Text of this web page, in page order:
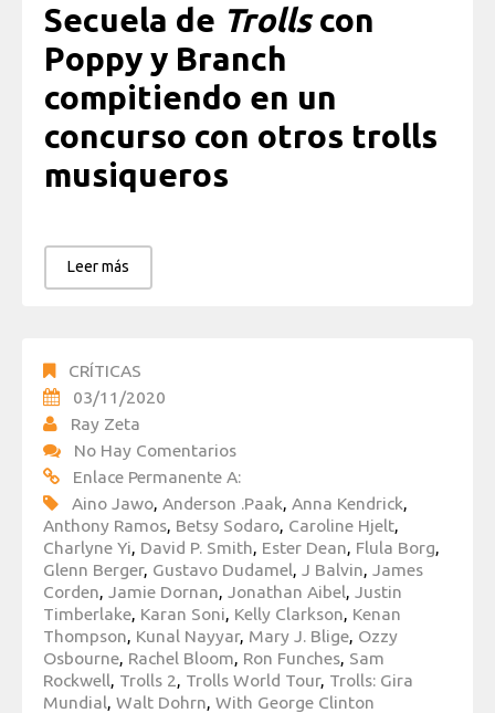
Secuela de Trollscon
Poppy y Branch
compitiendo en un
concurso con otros trolls
musiqueros
Leer más
CRÍTICAS
03/11/2020
Ray Zeta
No Hay Comentarios
Enlace Permanente A:
Aino Jawo, Anderson .Paak, Anna Kendrick,
Anthony Ramos, Betsy Sodaro, Caroline Hjelt,
Charlyne Yi, David P. Smith, Ester Dean, Flula Borg,
Glenn Berger, Gustavo Dudamel, J Balvin, James
Corden, Jamie Dornan, Jonathan Aibel, Justin
Timberlake, Karan Soni, Kelly Clarkson, Kenan
Thompson, Kunal Nayyar, Mary J. Blige, Ozzy
Osbourne, Rachel Bloom, Ron Funches, Sam
Rockwell, Trolls 2, Trolls World Tour, Trolls: Gira
Mundial, Walt Dohrn, With George Clinton